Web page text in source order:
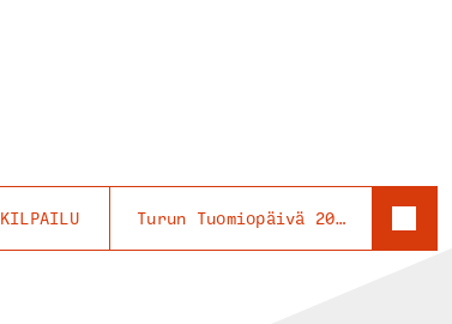
KILPAILU Turun Tuomiopäivä 2021